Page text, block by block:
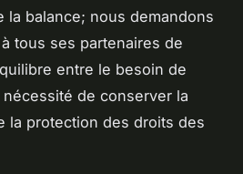
la balance; nous demandons
tous ses partenaires de
entre le besoin de
de conserver la
la protection des droits des